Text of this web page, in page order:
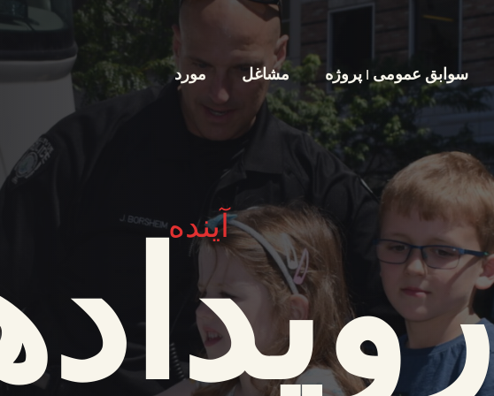
مورد مشاغل سوابق عمومی | پروژه
آینده